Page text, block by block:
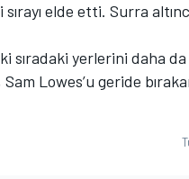
elde etti. Surra
sıradaki yerlerini daha
Lowes’u geride